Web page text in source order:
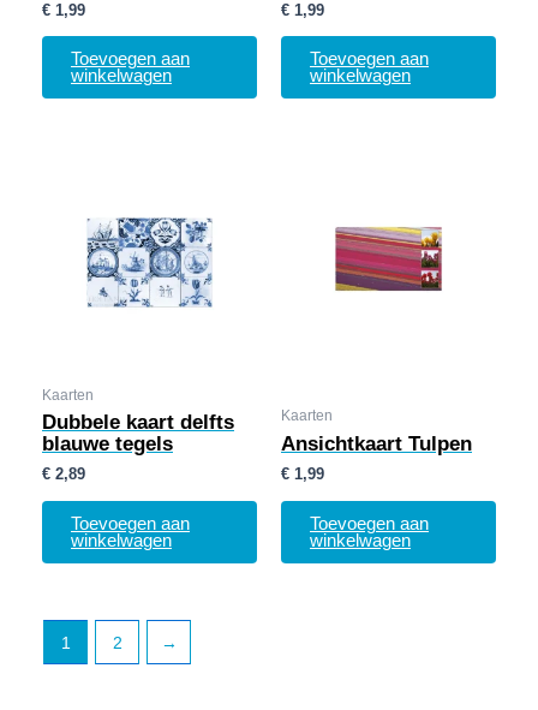
€ 1,99
Toevoegen aan
winkelwagen
€ 1,99
Toevoegen aan
winkelwagen
Kaarten
Dubbele kaart delfts
blauwe tegels
€ 2,89
Toevoegen aan
winkelwagen
Kaarten
Ansichtkaart Tulpen
€ 1,99
Toevoegen aan
winkelwagen
1 2 →